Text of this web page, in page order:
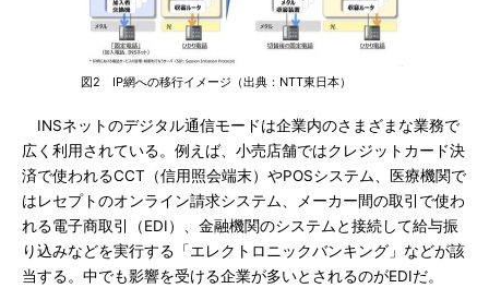
図2 IP網への移行イメージ（出典：NTT東日本）
INSネットのデジタル通信モードは企業内のさまざまな業務で
広く利用されている。例えば、小売店舗ではクレジットカード決
済で使われるCCT（信用照会端末）やPOSシステム、医療機関で
はレセプトのオンライン請求システム、メーカー間の取引で使わ
れる電子商取引（EDI）、金融機関のシステムと接続して給与振
り込みなどを実行する「エレクトロニックバンキング」などが該
当する。中でも影響を受ける企業が多いとされるのがEDIだ。